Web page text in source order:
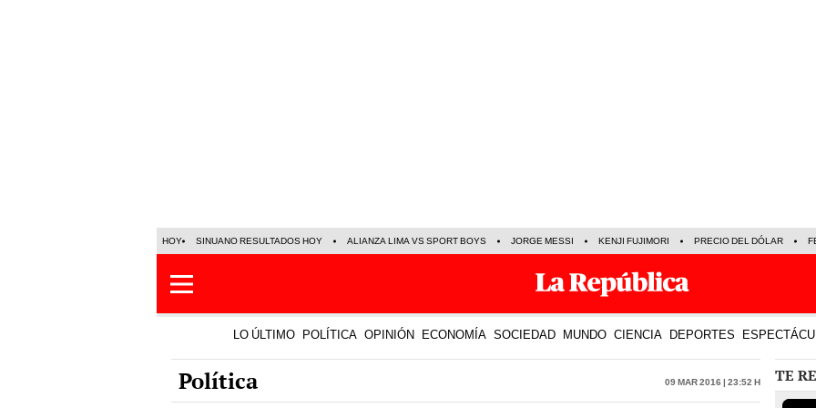
HOY SINUANO RESULTADOS HOY ALIANZA LIMA VS SPORT BOYS JORGE MESSI KENJI FUJIMORI PRECIO DEL DÓLAR
LO ÚLTIMO POLÍTICA OPINIÓN ECONOMÍA SOCIEDAD MUNDO CIENCIA DEPORTES
Política 09 Mar 2016 | 23:52 h TE